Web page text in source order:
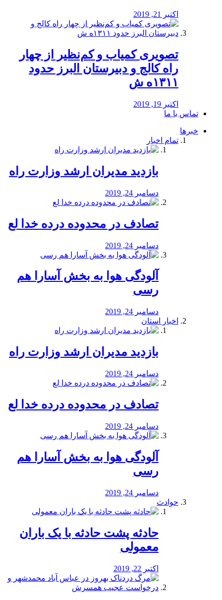
اکتبر 21, 2019
️تصویری کمیاب و کم‌نظیر از چهار
راه كالج و دبيرستان البرز حدود
۱۳۱۱ه ش
اکتبر 19, 2019
تماس با ما
خبرها
تمام اخبار
بازدید مدیران ارشد وزارت راه
دسامبر 24, 2019
تصادف در محدوده درده خدا لع
دسامبر 24, 2019
آلودگی هوا به بخش آسارا هم
رسی
دسامبر 24, 2019
اخبار استان
بازدید مدیران ارشد وزارت راه
دسامبر 24, 2019
تصادف در محدوده درده خدا لع
دسامبر 24, 2019
آلودگی هوا به بخش آسارا هم
رسی
دسامبر 24, 2019
حوادث
️حادثه پشت حادثه با یک باران
معمولی
اکتبر 22, 2019